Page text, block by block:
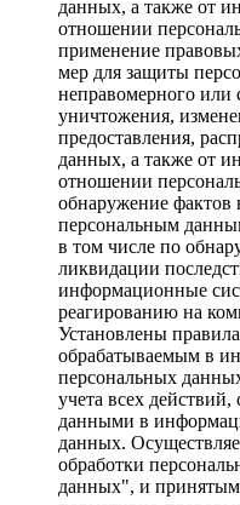
данных, а также от
отношении
применение
мер для защиты
неправомерного или
уничтожения,
предоставления,
данных, а также от
отношении
обнаружение фактов
персональным
в том числе по
ликвидации
информационные
реагированию на
Установлены
обрабатываемым в
персональных
учета всех
данными в
данных.
обработки
данных", и принятым